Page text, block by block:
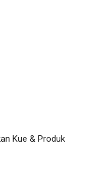
Kue & Produk